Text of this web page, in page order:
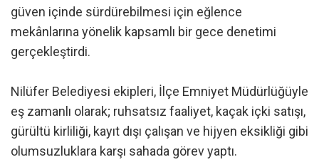
güven içinde sürdürebilmesi için eğlence
mekânlarına yönelik kapsamlı bir gece denetimi
gerçekleştirdi.
Nilüfer Belediyesi ekipleri, İlçe Emniyet Müdürlüğüyle
eş zamanlı olarak; ruhsatsız faaliyet, kaçak içki satışı,
gürültü kirliliği, kayıt dışı çalışan ve hijyen eksikliği gibi
olumsuzluklara karşı sahada görev yaptı.